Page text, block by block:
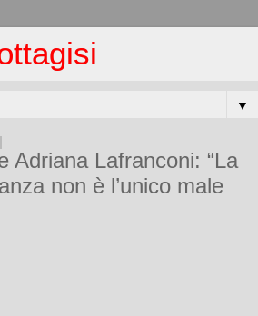
▼
Adriana Lafranconi: “La
non è l’unico male